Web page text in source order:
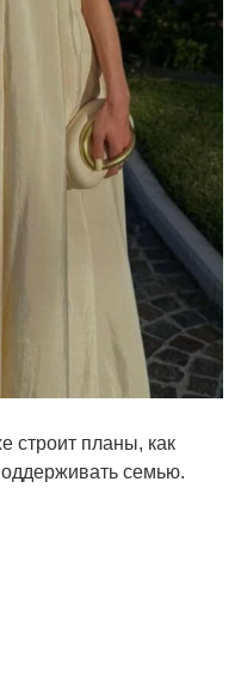
строит планы, как
семью.